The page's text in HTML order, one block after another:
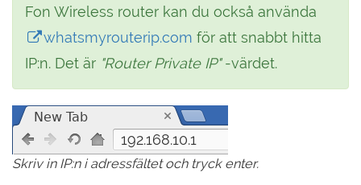
Fon Wireless router kan du också använda
whatsmyrouterip.com för att snabbt hitta
IP:n. Det är "Router Private IP"-värdet.
192.168.10.1
Skriv in IP:n i adressfältet och tryck enter.